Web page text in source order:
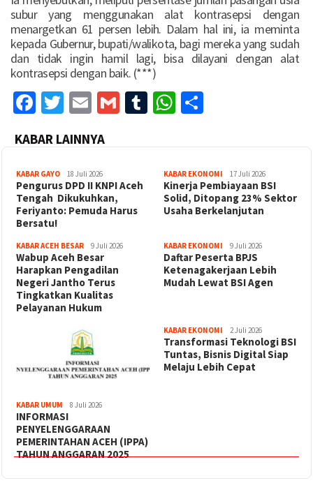
subur yang menggunakan alat kontrasepsi dengan
menargetkan 61 persen lebih. Dalam hal ini, ia meminta
kepada Gubernur, bupati/walikota, bagi mereka yang sudah
dan tidak ingin hamil lagi, bisa dilayani dengan alat
kontrasepsi dengan baik. (***)
Facebook
Twitter
EmailGmailTumblrWhatsApp
KABAR LAINNYA
KABAR GAYO 18 Juli 2026
‎Pengurus DPD II KNPI Aceh
Tengah Dikukuhkan,
Feriyanto: Pemuda Harus
Bersatu!
KABAR EKONOMI 17 Juli 2026
Kinerja Pembiayaan BSI
Solid, Ditopang 23% Sektor
Usaha Berkelanjutan
KABAR ACEH BESAR 9 Juli 2026
Wabup Aceh Besar
Harapkan Pengadilan
Negeri Jantho Terus
Tingkatkan Kualitas
Pelayanan Hukum
KABAR EKONOMI 9 Juli 2026
Daftar Peserta BPJS
Ketenagakerjaan Lebih
Mudah Lewat BSI Agen
KABAR UMUM 8 Juli 2026
INFORMASI
PENYELENGGARAAN
PEMERINTAHAN ACEH (IPPA)
TAHUN ANGGARAN 2025
KABAR EKONOMI 2 Juli 2026
Transformasi Teknologi BSI
Tuntas, Bisnis Digital Siap
Melaju Lebih Cepat